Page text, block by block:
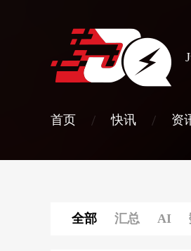
首页 / 快讯 / 资
全部 汇总 AI